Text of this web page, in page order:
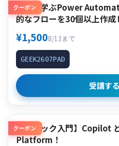
クーポン
作って学ぶPower
的なフローを30個以上作
¥1,5008/13まで
GEEK2607PAD
受講する
クーポン
【クイック入門】Copilot
Platform！